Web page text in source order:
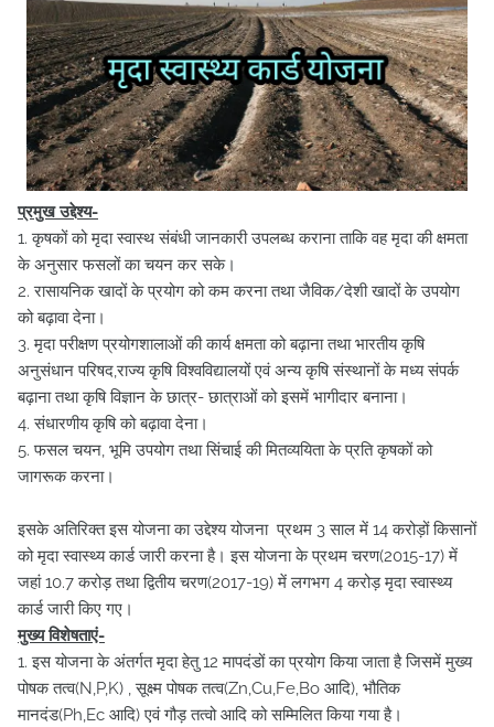
प्रमुख उद्देश्य-
1. कृषकों को मृदा स्वास्थ संबंधी जानकारी उपलब्ध कराना ताकि वह मृदा की क्षमता
के अनुसार फसलों का चयन कर सके।
2. रासायनिक खादों के प्रयोग को कम करना तथा जैविक/देशी खादों के उपयोग
को बढ़ावा देना।
3. मृदा परीक्षण प्रयोगशालाओं की कार्य क्षमता को बढ़ाना तथा भारतीय कृषि
अनुसंधान परिषद,राज्य कृषि विश्वविद्यालयों एवं अन्य कृषि संस्थानों के मध्य संपर्क
बढ़ाना तथा कृषि विज्ञान के छात्र- छात्राओं को इसमें भागीदार बनाना।
4. संधारणीय कृषि को बढ़ावा देना।
5. फसल चयन, भूमि उपयोग तथा सिंचाई की मितव्ययिता के प्रति कृषकों को
जागरूक करना।
इसके अतिरिक्त इस योजना का उद्देश्य योजना प्रथम 3 साल में 14 करोड़ों किसानों
को मृदा स्वास्थ्य कार्ड जारी करना है। इस योजना के प्रथम चरण(2015-17) में
जहां 10.7 करोड़ तथा द्वितीय चरण(2017-19) में लगभग 4 करोड़ मृदा स्वास्थ्य
कार्ड जारी किए गए।
मुख्य विशेषताएं-
1. इस योजना के अंतर्गत मृदा हेतु 12 मापदंडों का प्रयोग किया जाता है जिसमें मुख्य
पोषक तत्व(N,P,K) , सूक्ष्म पोषक तत्व(Zn,Cu,Fe,Bo आदि), भौतिक
मानदंड(Ph,Ec आदि) एवं गौड़ तत्वो आदि को सम्मिलित किया गया है।